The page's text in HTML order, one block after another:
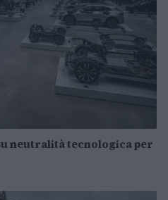
neutralità tecnologica per